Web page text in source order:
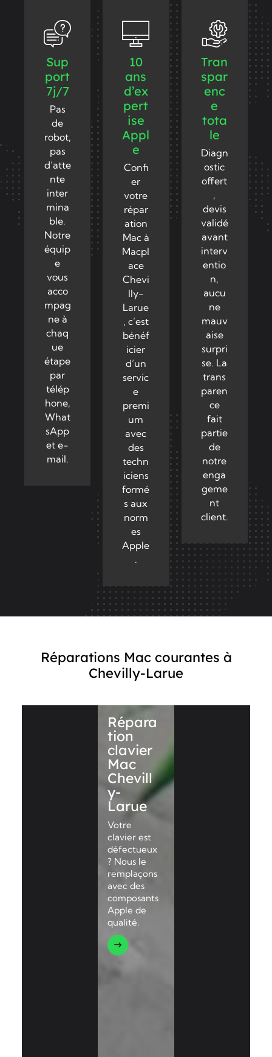
Sup
port
7j/7
Pas
de
robot,
pas
d’atte
nte
inter
mina
ble.
Notre
équip
e
vous
acco
mpag
ne à
chaq
ue
étape
par
télép
hone,
What
sApp
et e-
mail.
10
ans
d’ex
pert
ise
Appl
e
Confi
er
votre
répar
ation
Mac à
Macpl
ace
Chevi
lly-
Larue
, c’est
bénéf
icier
d’un
servic
e
premi
um
avec
des
techn
iciens
formé
s aux
norm
es
Apple
.
Tran
spar
enc
e
tota
le
Diagn
ostic
offert
,
devis
validé
avant
interv
entio
n,
aucu
ne
mauv
aise
surpri
se. La
trans
paren
ce
fait
partie
de
notre
enga
geme
nt
client.
Réparations Mac courantes à
Chevilly-Larue
Répara
tion
clavier
Mac
Chevill
y-
Larue
Votre
clavier est
défectueux
? Nous le
remplaçons
avec des
composants
Apple de
qualité.